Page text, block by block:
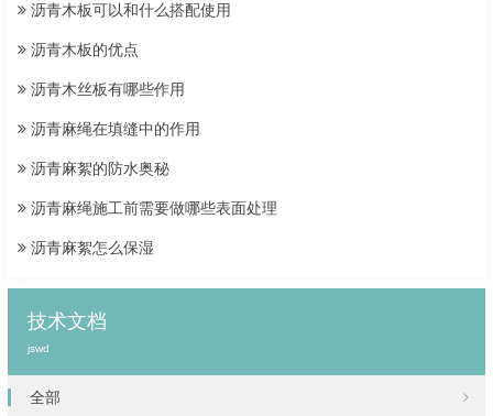
沥青木板可以和什么搭配使用
沥青木板的优点
沥青木丝板有哪些作用
沥青麻绳在填缝中的作用
沥青麻絮的防水奥秘
沥青麻绳施工前需要做哪些表面处理
沥青麻絮怎么保湿
技术文档
jswd
全部